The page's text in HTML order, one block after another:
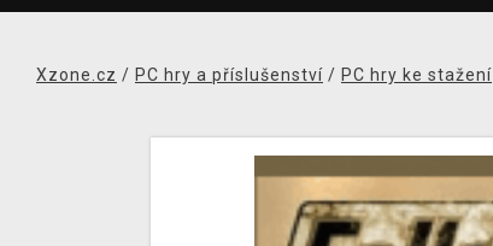
Xzone.cz / PC hry a příslušenství / PC hry ke stažení